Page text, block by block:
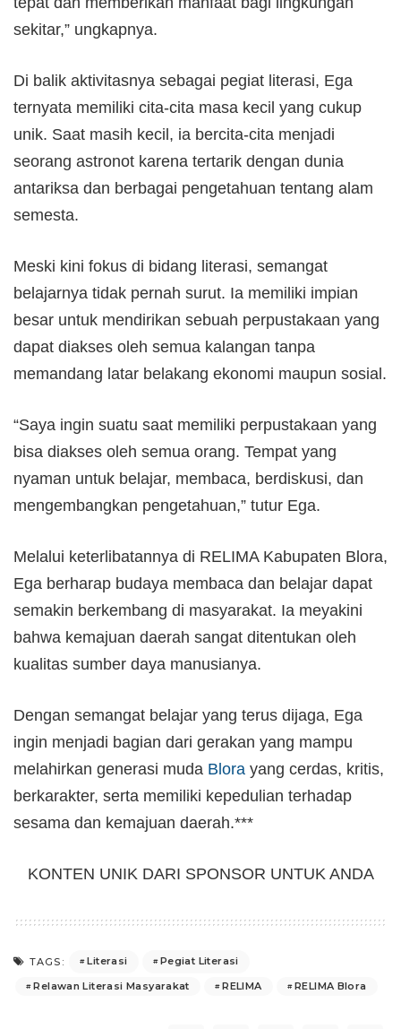
sekitar,” ungkapnya.
Di balik aktivitasnya sebagai pegiat literasi, Ega
ternyata memiliki cita-cita masa kecil yang cukup
unik. Saat masih kecil, ia bercita-cita menjadi
seorang astronot karena tertarik dengan dunia
antariksa dan berbagai pengetahuan tentang alam
semesta.
Meski kini fokus di bidang literasi, semangat
belajarnya tidak pernah surut. Ia memiliki impian
besar untuk mendirikan sebuah perpustakaan yang
dapat diakses oleh semua kalangan tanpa
memandang latar belakang ekonomi maupun sosial.
“Saya ingin suatu saat memiliki perpustakaan yang
bisa diakses oleh semua orang. Tempat yang
nyaman untuk belajar, membaca, berdiskusi, dan
mengembangkan pengetahuan,” tutur Ega.
Melalui keterlibatannya di RELIMA Kabupaten Blora,
Ega berharap budaya membaca dan belajar dapat
semakin berkembang di masyarakat. Ia meyakini
bahwa kemajuan daerah sangat ditentukan oleh
kualitas sumber daya manusianya.
Dengan semangat belajar yang terus dijaga, Ega
ingin menjadi bagian dari gerakan yang mampu
melahirkan generasi muda Blora yang cerdas, kritis,
berkarakter, serta memiliki kepedulian terhadap
sesama dan kemajuan daerah.***
KONTEN UNIK DARI SPONSOR UNTUK ANDA
TAGS: Literasi
Pegiat Literasi
Relawan Literasi Masyarakat
RELIMA RELIMA Blora